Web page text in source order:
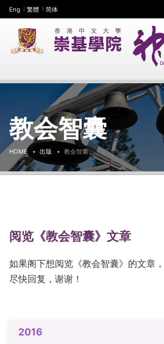
Eng 繁體 简体
教会智囊
HOME 出版 教会智囊
阅览《教会智囊》文章
如果阁下想阅览《教会智囊》的文章，
尽快回复，谢谢！
2016